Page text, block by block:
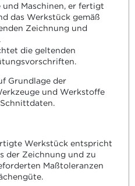
und Maschinen, er fertigt
das Werkstück gemäß
Zeichnung und
die geltenden
Grundlage der
und Werkstoffe
Werkstück entspricht
der Zeichnung und zu
Maßtoleranzen